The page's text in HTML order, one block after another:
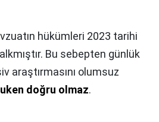
hükümleri 2023 tarihi
Bu sebepten günlük
araştırmasını olumsuz
doğru olmaz.